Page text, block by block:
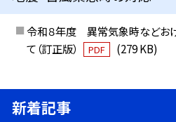
令和８年度 異常気象時などお
て（訂正版）
PDF (279 KB)
新着記事